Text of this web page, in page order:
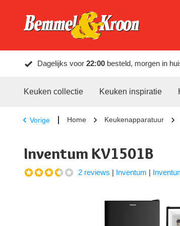
Dagelijks voor 22:00 besteld, morgen in
Keuken collectie Keuken inspiratie
Vorige Home Keukenapparatuur
Inventum KV1501B
2 reviews | Inventum |